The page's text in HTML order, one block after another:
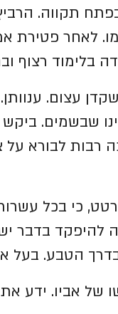
תקווה.
לאחר פטירת
בלימוד רצוף
עצום.
שבשמים.
רבות לבורא על
כי בכל
בדבר
בדרך הטבע.
של אביו. ידע את